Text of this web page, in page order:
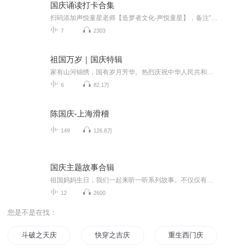
国庆诵读打卡合集
7 2303
祖国万岁｜国庆特辑
6 82.1万
陈国庆-上海滑稽
149 126.8万
国庆主题故事合辑
12 2600
您是不是在找：
斗破之天庆焰火 快穿之吉庆有余 重生西门庆